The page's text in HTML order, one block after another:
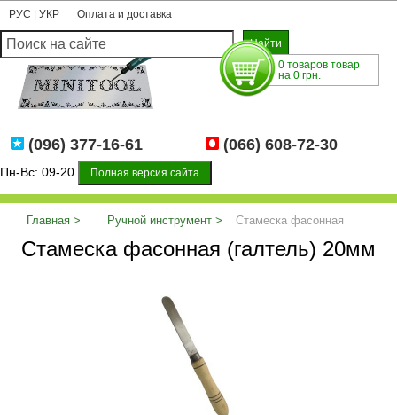
РУС УКР Оплата и доставка
0 товаров товар
на 0 грн.
(096) 377-16-61 (066) 608-72-30
Пн-Вс: 09-20 Полная версия сайта
Главная Ручной инструмент
Стамеска фасонная
(галтель) 20мм
Стамеска фасонная (галтель) 20мм